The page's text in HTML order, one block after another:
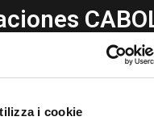
i cookie
MIRR